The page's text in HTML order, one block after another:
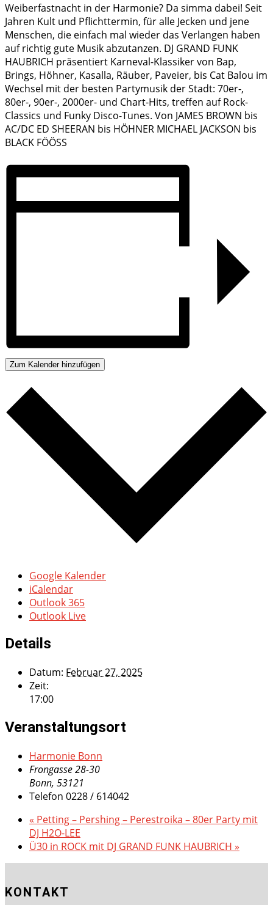
Weiberfastnacht in der Harmonie? Da simma dabei! Seit
Jahren Kult und Pflichttermin, für alle Jecken und jene
Menschen, die einfach mal wieder das Verlangen haben
auf richtig gute Musik abzutanzen. DJ GRAND FUNK
HAUBRICH präsentiert Karneval-Klassiker von Bap,
Brings, Höhner, Kasalla, Räuber, Paveier, bis Cat Balou im
Wechsel mit der besten Partymusik der Stadt: 70er-,
80er-, 90er-, 2000er- und Chart-Hits, treffen auf Rock-
Classics und Funky Disco-Tunes. Von JAMES BROWN bis
AC/DC ED SHEERAN bis HÖHNER MICHAEL JACKSON bis
BLACK FÖÖSS
Zum Kalender hinzufügen
Google Kalender
iCalendar
Outlook 365
Outlook Live
Details
Datum: Februar 27, 2025
Zeit:
17:00
Veranstaltungsort
Harmonie Bonn
Frongasse 28-30
Bonn, 53121
Telefon 0228 / 614042
« Petting – Pershing – Perestroika – 80er Party mit
DJ H2O-LEE
Ü30 in ROCK mit DJ GRAND FUNK HAUBRICH »
KONTAKT